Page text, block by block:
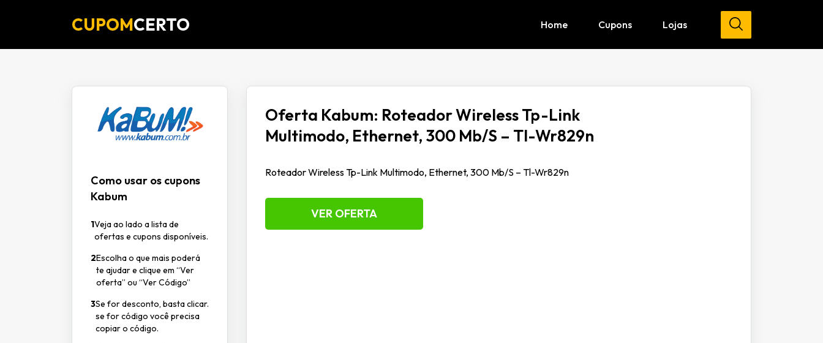
CUPOMCERTO Home Cupons Lojas
Como usar os cupons
Kabum
1Veja ao lado a lista de
ofertas e cupons disponíveis.
2Escolha o que mais poderá
te ajudar e clique em “Ver
oferta” ou “Ver Código”
3Se for desconto, basta clicar.
se for código você precisa
copiar o código.
Oferta Kabum: Roteador Wireless Tp-Link
Multimodo, Ethernet, 300 Mb/S – Tl-Wr829n
Roteador Wireless Tp-Link Multimodo, Ethernet, 300 Mb/S – Tl-Wr829n
VER OFERTA